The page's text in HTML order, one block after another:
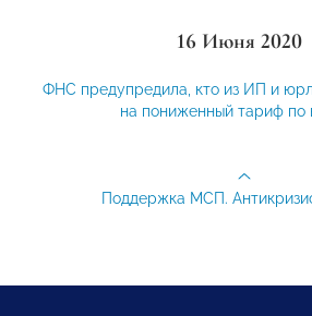
16 Июня 2020
ФНС предупредила, кто из ИП и
на пониженный тариф по
Поддержка МСП.